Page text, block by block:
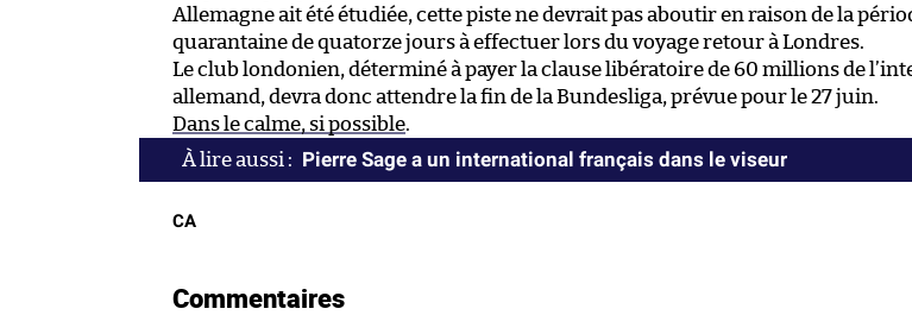
Allemagne ait été étudiée, cette piste ne devrait pas aboutir en raison de la
quarantaine de quatorze jours à effectuer lors du voyage retour à Londres.
Le club londonien, déterminé à payer la clause libératoire de 60 millions de
allemand, devra donc attendre la fin de la Bundesliga, prévue pour le 27 juin.
Dans le calme, si possible.
Pierre Sage a un international français dans le viseur
CA
Commentaires